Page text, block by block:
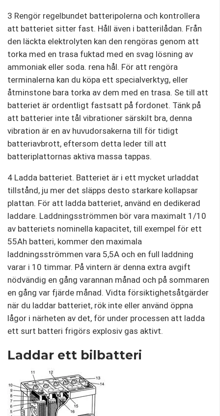
3 Rengör regelbundet batteripolerna och kontrollera
att batteriet sitter fast. Håll även i batterilådan. Från
den läckta elektrolyten kan den rengöras genom att
torka med en trasa fuktad med en svag lösning av
ammoniak eller soda. rena hål. För att rengöra
terminalerna kan du köpa ett specialverktyg, eller
åtminstone bara torka av dem med en trasa. Se till att
batteriet är ordentligt fastsatt på fordonet. Tänk på
att batterier inte tål vibrationer särskilt bra, denna
vibration är en av huvudorsakerna till för tidigt
batteriavbrott, eftersom detta leder till att
batteriplattornas aktiva massa tappas.
4 Ladda batteriet. Batteriet är i ett mycket urladdat
tillstånd, ju mer det släpps desto starkare kollapsar
plattan. För att ladda batteriet, använd en dedikerad
laddare. Laddningsströmmen bör vara maximalt 1/10
av batteriets nominella kapacitet, till exempel för ett
55Ah batteri, kommer den maximala
laddningsströmmen vara 5,5A och en full laddning
varar i 10 timmar. På vintern är denna extra avgift
nödvändig en gång varannan månad och på sommaren
en gång var fjärde månad. Vidta försiktighetsåtgärder
när du laddar batteriet, rök inte eller använd öppna
lågor i närheten av det, för under processen att ladda
ett surt batteri frigörs explosiv gas aktivt.
Laddar ett bilbatteri